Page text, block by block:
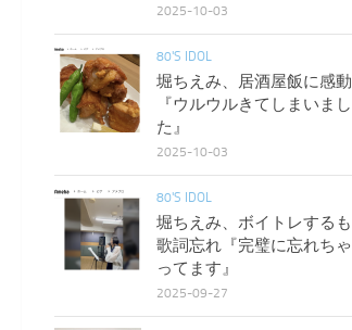
2025-10-03
80'S IDOL
堀ちえみ、居酒屋飯に感動
『ウルウルきてしまいまし
た』
2025-10-03
80'S IDOL
堀ちえみ、ボイトレするも
歌詞忘れ『完璧に忘れちゃ
ってます』
2025-09-27